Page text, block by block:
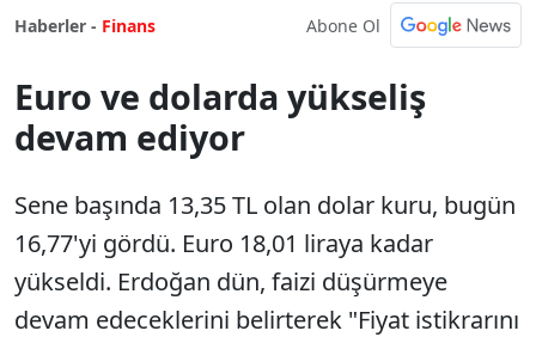
Haberler - Finans Abone Ol
Euro ve dolarda yükseliş
devam ediyor
Sene başında 13,35 TL olan dolar kuru, bugün
16,77'yi gördü. Euro 18,01 liraya kadar
yükseldi. Erdoğan dün, faizi düşürmeye
devam edeceklerini belirterek "Fiyat istikrarını